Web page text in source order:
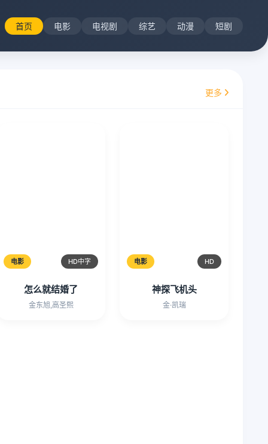
首页 电影 电视剧 综艺 动漫 短剧
更多
电影 HD中字
怎么就结婚了
金东旭,高圣熙
电影 HD
神探飞机头
金·凯瑞